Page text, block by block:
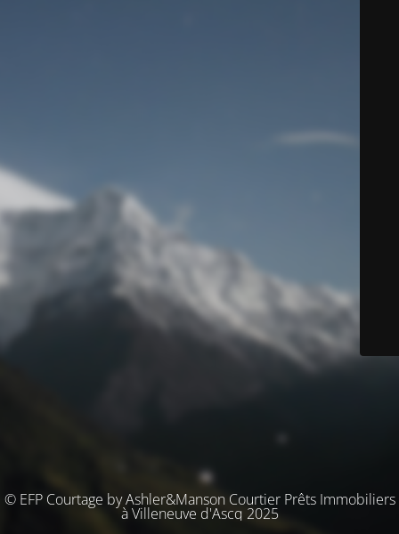
© EFP Courtage by Ashler&Manson Courtier Prêts Immobiliers
à Villeneuve d'Ascq 2025